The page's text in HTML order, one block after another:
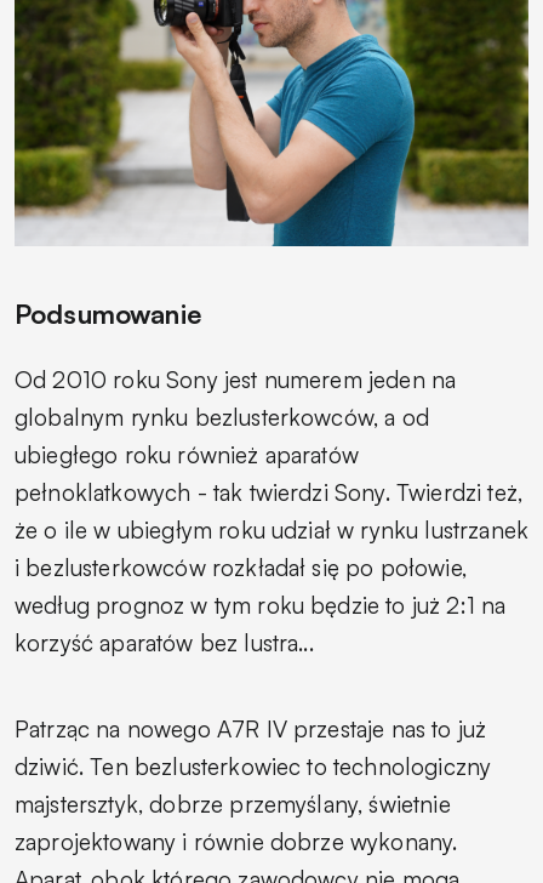
Podsumowanie
Od 2010 roku Sony jest numerem jeden na
globalnym rynku bezlusterkowców, a od
ubiegłego roku również aparatów
pełnoklatkowych - tak twierdzi Sony. Twierdzi też,
że o ile w ubiegłym roku udział w rynku lustrzanek
i bezlusterkowców rozkładał się po połowie,
według prognoz w tym roku będzie to już 2:1 na
korzyść aparatów bez lustra...
Patrząc na nowego A7R IV przestaje nas to już
dziwić. Ten bezlusterkowiec to technologiczny
majstersztyk, dobrze przemyślany, świetnie
zaprojektowany i równie dobrze wykonany.